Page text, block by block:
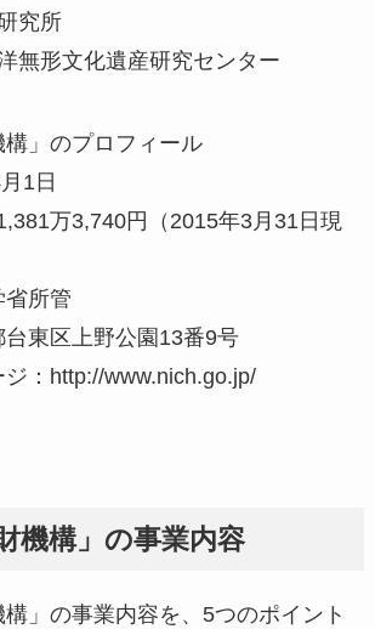
究所
無形文化遺産研究センター
構」のプロフィール
1日
万3,740円（2015年3月31日現
所管
東区上野公園13番9号
：http://www.nich.go.jp/
機構」の事業内容
構」の事業内容を、5つのポイント